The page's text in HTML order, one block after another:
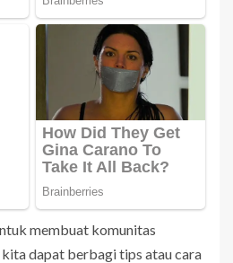
membuat komunitas
dapat berbagi tips atau cara